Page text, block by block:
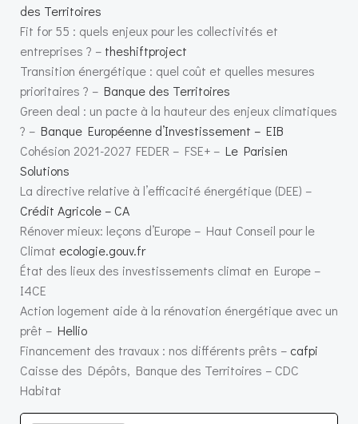
des Territoires
Fit for 55 : quels enjeux pour les collectivités et
entreprises ? – theshiftproject
Transition énergétique : quel coût et quelles mesures
prioritaires ? – Banque des Territoires
Green deal : un pacte à la hauteur des enjeux climatiques
? – Banque Européenne d’Investissement – EIB
Cohésion 2021-2027 FEDER – FSE+ – Le Parisien
Solutions
La directive relative à l’efficacité énergétique (DEE) –
Crédit Agricole – CA
Rénover mieux: leçons d’Europe – Haut Conseil pour le
Climat ecologie.gouv.fr
État des lieux des investissements climat en Europe –
I4CE
Action logement aide à la rénovation énergétique avec un
prêt – Hellio
Financement des travaux : nos différents prêts – cafpi
Caisse des Dépôts, Banque des Territoires – CDC
Habitat